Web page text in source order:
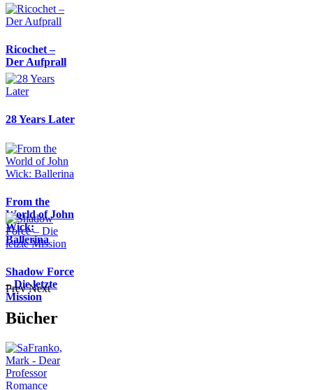
Ricochet –
Der Aufprall
28 Years Later
From the
World of John
Wick:
Ballerina
Shadow Force
– Die letzte
Mission
Prev Next
Bücher